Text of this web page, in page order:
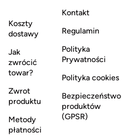
Koszty
dostawy
Jak
zwrócić
towar?
Zwrot
produktu
Metody
płatności
Kontakt
Regulamin
Polityka
Prywatności
Polityka cookies
Bezpieczeństwo
produktów
(GPSR)